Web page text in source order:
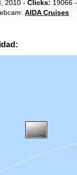
2010 - Clicks: 19066 -
AIDA Cruises